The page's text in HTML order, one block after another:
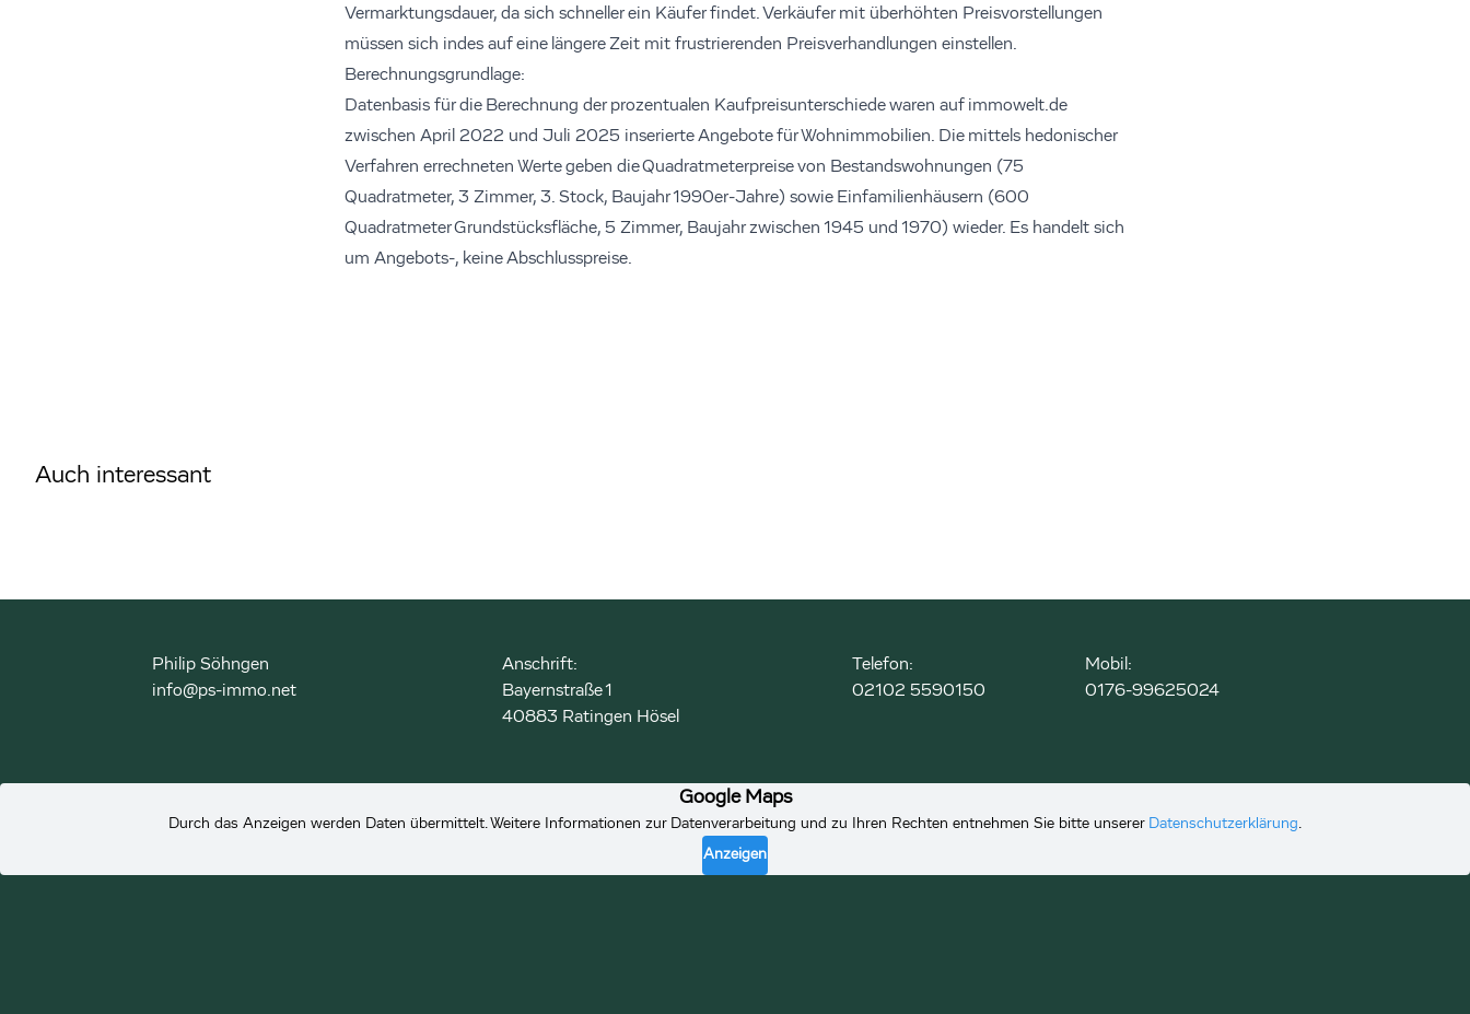
Vermarktungsdauer, da sich schneller ein Käufer findet. Verkäufer mit überhöhten Preisvorstellungen
müssen sich indes auf eine längere Zeit mit frustrierenden Preisverhandlungen einstellen.
Berechnungsgrundlage:
Datenbasis für die Berechnung der prozentualen Kaufpreisunterschiede waren auf immowelt.de
zwischen April 2022 und Juli 2025 inserierte Angebote für Wohnimmobilien. Die mittels hedonischer
Verfahren errechneten Werte geben die Quadratmeterpreise von Bestandswohnungen (75
Quadratmeter, 3 Zimmer, 3. Stock, Baujahr 1990er-Jahre) sowie Einfamilienhäusern (600
Quadratmeter Grundstücksfläche, 5 Zimmer, Baujahr zwischen 1945 und 1970) wieder. Es handelt sich
um Angebots-, keine Abschlusspreise.
Auch interessant
Philip Söhngen
info@ps-immo.net
Anschrift:
Bayernstraße 1
40883 Ratingen Hösel
Telefon:
02102 5590150
Mobil:
0176-99625024